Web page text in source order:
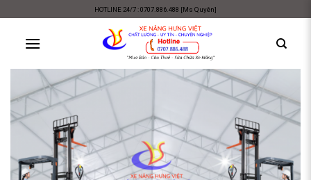
content
HOTLINE 24/7 : 0707.886.488 [Ms Quyên]